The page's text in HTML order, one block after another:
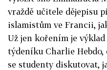
vraždě učitele dějepisu
islamistům ve Francii,
Už jen kořením je
týdeníku Charlie
se studenty diskutovat,